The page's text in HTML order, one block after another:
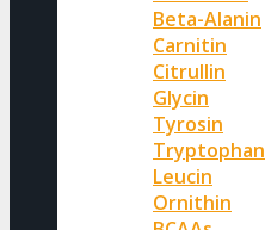
Beta-Alanin
Carnitin
Citrullin
Glycin
Tyrosin
Tryptophan
Leucin
Ornithin